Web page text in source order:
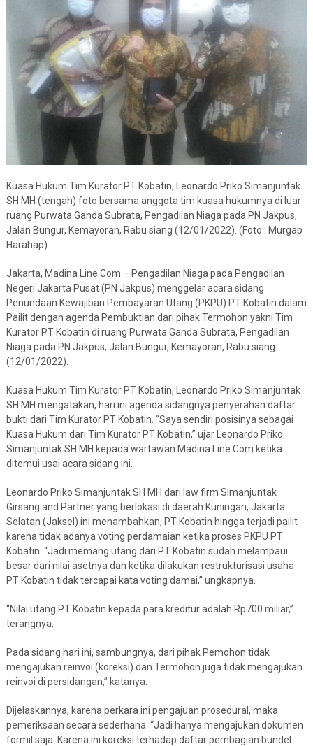
Kuasa Hukum Tim Kurator PT Kobatin, Leonardo Priko Simanjuntak
SH MH (tengah) foto bersama anggota tim kuasa hukumnya di luar
ruang Purwata Ganda Subrata, Pengadilan Niaga pada PN Jakpus,
Jalan Bungur, Kemayoran, Rabu siang (12/01/2022). (Foto : Murgap
Harahap)
Jakarta, Madina Line.Com – Pengadilan Niaga pada Pengadilan
Negeri Jakarta Pusat (PN Jakpus) menggelar acara sidang
Penundaan Kewajiban Pembayaran Utang (PKPU) PT Kobatin dalam
Pailit dengan agenda Pembuktian dari pihak Termohon yakni Tim
Kurator PT Kobatin di ruang Purwata Ganda Subrata, Pengadilan
Niaga pada PN Jakpus, Jalan Bungur, Kemayoran, Rabu siang
(12/01/2022).
Kuasa Hukum Tim Kurator PT Kobatin, Leonardo Priko Simanjuntak
SH MH mengatakan, hari ini agenda sidangnya penyerahan daftar
bukti dari Tim Kurator PT Kobatin. “Saya sendiri posisinya sebagai
Kuasa Hukum dari Tim Kurator PT Kobatin,” ujar Leonardo Priko
Simanjuntak SH MH kepada wartawan Madina Line.Com ketika
ditemui usai acara sidang ini.
Leonardo Priko Simanjuntak SH MH dari law firm Simanjuntak
Girsang and Partner yang berlokasi di daerah Kuningan, Jakarta
Selatan (Jaksel) ini menambahkan, PT Kobatin hingga terjadi pailit
karena tidak adanya voting perdamaian ketika proses PKPU PT
Kobatin. “Jadi memang utang dari PT Kobatin sudah melampaui
besar dari nilai asetnya dan ketika dilakukan restrukturisasi usaha
PT Kobatin tidak tercapai kata voting damai,” ungkapnya.
“Nilai utang PT Kobatin kepada para kreditur adalah Rp700 miliar,”
terangnya.
Pada sidang hari ini, sambungnya, dari pihak Pemohon tidak
mengajukan reinvoi (koreksi) dan Termohon juga tidak mengajukan
reinvoi di persidangan,” katanya.
Dijelaskannya, karena perkara ini pengajuan prosedural, maka
pemeriksaan secara sederhana. “Jadi hanya mengajukan dokumen
formil saja. Karena ini koreksi terhadap daftar pembagian bundel